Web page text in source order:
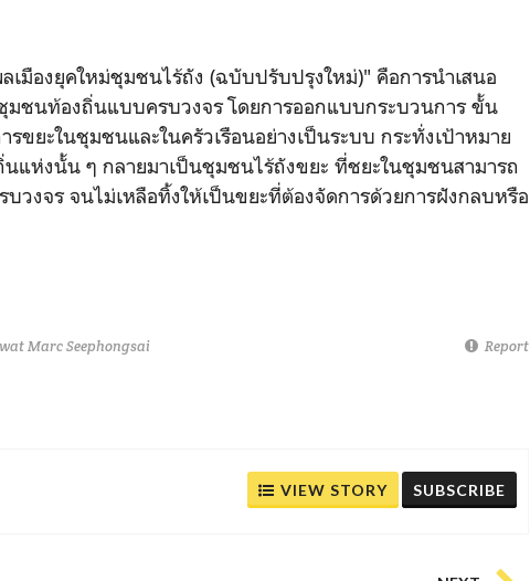
มืองยุคใหม่ชุมชนไร้ถัง (ฉบับปรับปรุงใหม่)" คือการนำเสนอ
มชนท้องถิ่นแบบครบวงจร โดยการออกแบบกระบวนการ ขั้น
ขยะในชุมชนและในครัวเรือนอย่างเป็นระบบ กระทั่งเป้าหมาย
แห่งนั้น ๆ กลายมาเป็นชุมชนไร้ถังขยะ ที่ชยะในชุมชนสามารถ
บวงจร จนไม่เหลือทิ้งให้เป็นขยะที่ต้องจัดการด้วยการฝังกลบหรือ
Marc Seephongsai Report
VIEW STORY SUBSCRIBE